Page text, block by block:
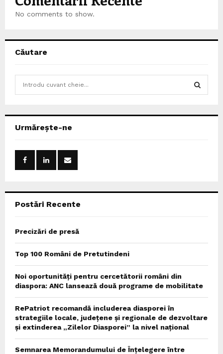
No comments to show.
Căutare
h
Urmărește-ne
Postări Recente
Precizări de presă
Top 100 Români de Pretutindeni
Noi oportunități pentru cercetătorii români din
diaspora: ANC lansează două programe de mobilitate
RePatriot recomandă includerea diasporei în
strategiile locale, județene și regionale de dezvoltare
și extinderea „Zilelor Diasporei” la nivel național
Semnarea Memorandumului de Înțelegere între